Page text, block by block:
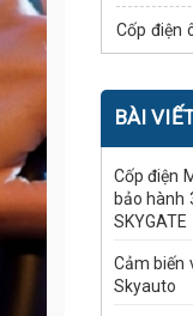
Cốp điện
BÀI
Cốp điện
bảo hành
SKYGATE
Cảm biến
Skyauto